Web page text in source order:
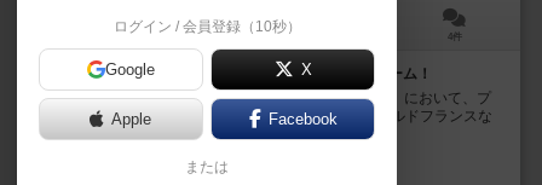
60～90分 4件
リアルなロードレースが体験できる爽快なすごろくゲーム！
"Um Reifenbreite"（サイクルレース／ホーマスツアー）において、プ
レイヤーは1チーム4人の選手を操る監督となってツールドフランスな
どの有名なロードレースを模した...
ロブ・ボンテンバル（Rob Bontenbal）
ログイン / 会員登録（10秒）
Google X
Apple Facebook
または